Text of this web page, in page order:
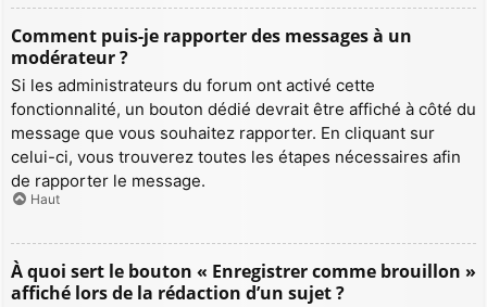
Comment puis-je rapporter des messages à un
modérateur ?
Si les administrateurs du forum ont activé cette
fonctionnalité, un bouton dédié devrait être affiché à côté du
message que vous souhaitez rapporter. En cliquant sur
celui-ci, vous trouverez toutes les étapes nécessaires afin
de rapporter le message.
Haut
À quoi sert le bouton « Enregistrer comme brouillon »
affiché lors de la rédaction d’un sujet ?